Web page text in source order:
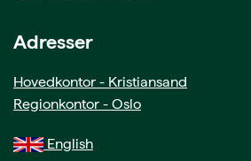
Adresser
Hovedkontor - Kristiansand
Regionkontor - Oslo
English